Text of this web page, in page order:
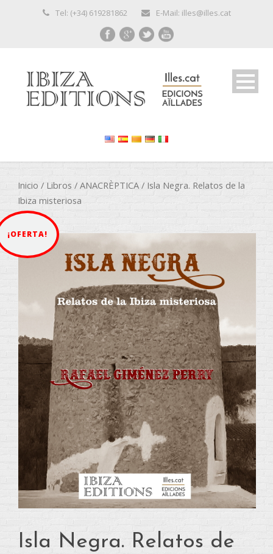
Tel: (+34) 619281862 E-Mail: illes@illes.cat
Inicio / Libros / ANACRÈPTICA / Isla Negra. Relatos de la
Ibiza misteriosa
¡OFERTA!
Isla Negra. Relatos de